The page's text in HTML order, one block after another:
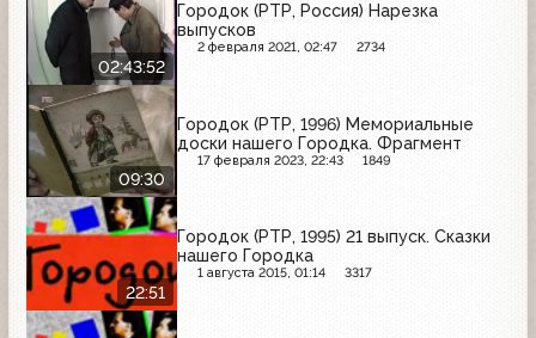
02:43:52
Городок (РТР, Россия) Нарезка
выпусков
2 февраля 2021, 02:47 2734
09:30
Городок (РТР, 1996) Мемориальные
доски нашего Городка. Фрагмент
17 февраля 2023, 22:43 1849
22:51
Городок (РТР, 1995) 21 выпуск. Сказки
нашего Городка
1 августа 2015, 01:14 3317